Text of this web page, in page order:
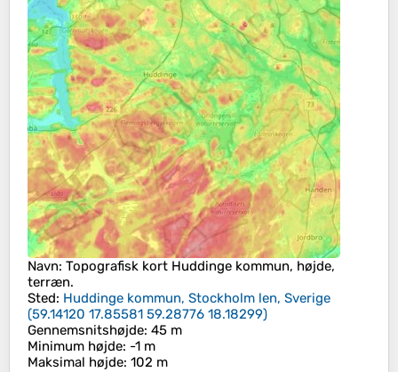
Navn: Topografisk kort Huddinge kommun, højde,
terræn.
Sted: Huddinge kommun, Stockholm len, Sverige
(59.14120 17.85581 59.28776 18.18299)
Gennemsnitshøjde: 45 m
Minimum højde: -1 m
Maksimal højde: 102 m